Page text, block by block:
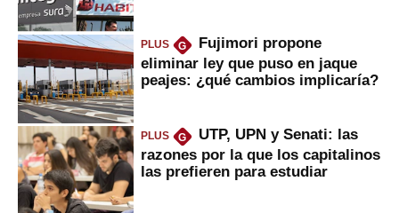
PLUS G
Fujimori propone
eliminar ley que puso en jaque
peajes: ¿qué cambios implicaría?
PLUS G
UTP, UPN y Senati: las
razones por la que los capitalinos
las prefieren para estudiar